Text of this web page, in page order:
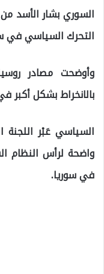
السوري بشار الأسد
التحرك السياسي في
وأوضحت مصادر
بالانخراط بشكل أكبر
السياسي عَبْر اللجنة
واضحة لرأس النظام
في سوريا.